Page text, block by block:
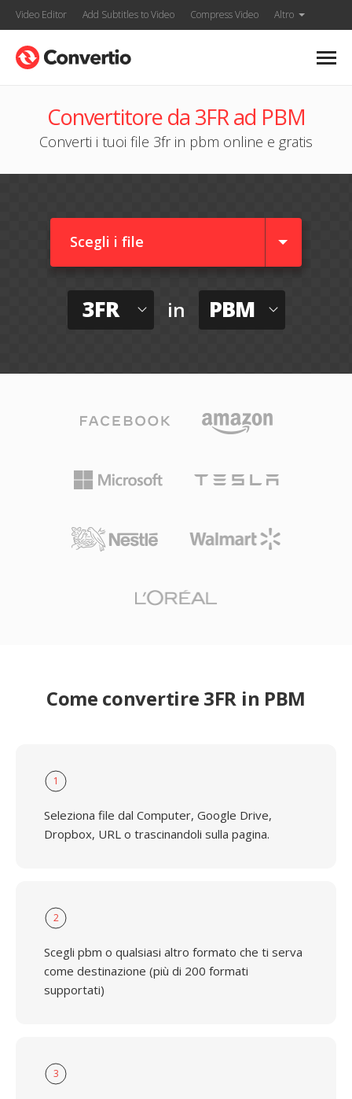
Video Editor Add Subtitles to Video Compress Video Altro
Convertitore da 3FR ad PBM
Converti i tuoi file 3fr in pbm online e gratis
Scegli i file
3FR in PBM
Come convertire 3FR in PBM
1
Seleziona file dal Computer, Google Drive,
Dropbox, URL o trascinandoli sulla pagina.
2
Scegli pbm o qualsiasi altro formato che ti serva
come destinazione (più di 200 formati
supportati)
3